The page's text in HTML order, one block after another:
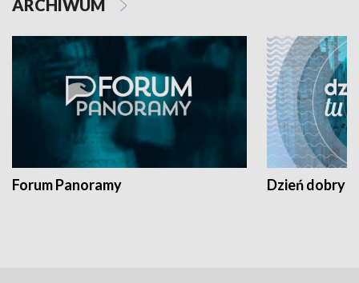
ARCHIWUM
Forum Panoramy Dzień dobry